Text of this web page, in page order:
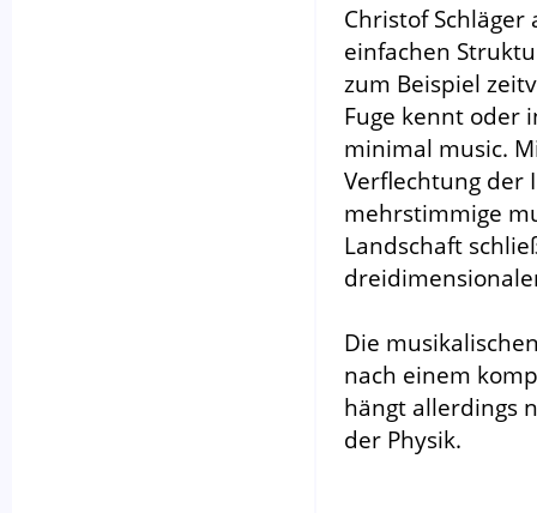
Christof
einfachen
zum Beispiel
Fuge kennt oder
minimal music.
Verflechtung der
mehrstimmige
Landschaft
Die
nach einem
hängt allerdings
der Physik.